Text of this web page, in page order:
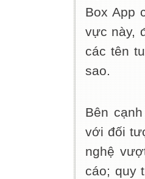
Box App
vực này,
các tên
sao.
Bên
với đối
nghệ
cáo; quy